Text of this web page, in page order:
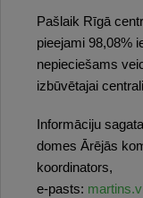
Pašlaik Rīgā
pieejami 98,08%
nepieciešams
izbūvētajai
Informāciju
domes Ārējās
koordinators,
e-pasts: